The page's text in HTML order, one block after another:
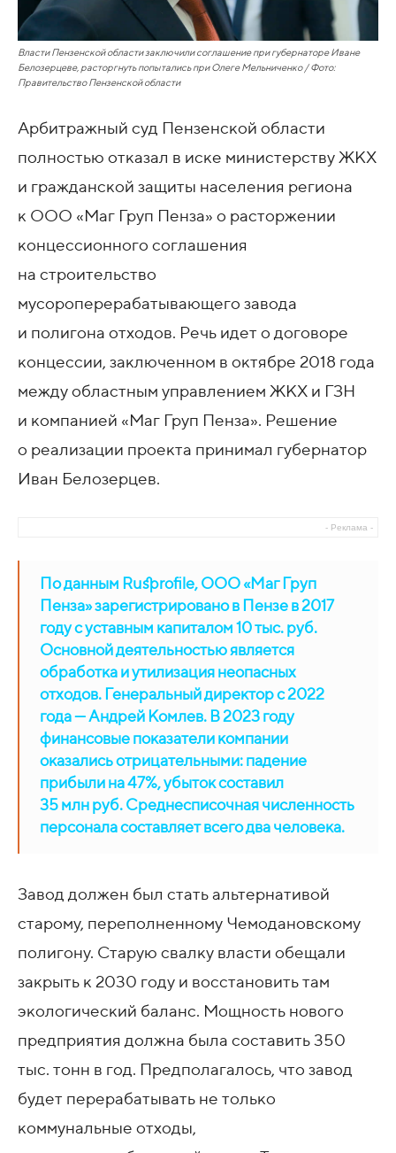
Власти Пензенской области заключили соглашение при губернаторе Иване
Белозерцеве, расторгнуть попытались при Олеге Мельниченко / Фото:
Правительство Пензенской области
Арбитражный суд Пензенской области
полностью отказал в иске министерству ЖКХ
и гражданской защиты населения региона
к ООО «Маг Груп Пенза» о расторжении
концессионного соглашения
на строительство
мусороперерабатывающего завода
и полигона отходов. Речь идет о договоре
концессии, заключенном в октябре 2018 года
между областным управлением ЖКХ и ГЗН
и компанией «Маг Груп Пенза». Решение
о реализации проекта принимал губернатор
Иван Белозерцев.
- Реклама -
По данным Rusprofile, ООО «Маг Груп
Пенза» зарегистрировано в Пензе в 2017
году с уставным капиталом 10 тыс. руб.
Основной деятельностью является
обработка и утилизация неопасных
отходов. Генеральный директор с 2022
года — Андрей Комлев. В 2023 году
финансовые показатели компании
оказались отрицательными: падение
прибыли на 47%, убыток составил
35 млн руб. Среднесписочная численность
персонала составляет всего два человека.
Завод должен был стать альтернативой
старому, переполненному Чемодановскому
полигону. Старую свалку власти обещали
закрыть к 2030 году и восстановить там
экологический баланс. Мощность нового
предприятия должна была составить 350
тыс. тонн в год. Предполагалось, что завод
будет перерабатывать не только
коммунальные отходы,